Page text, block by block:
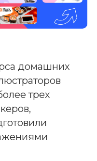
домашних
трех